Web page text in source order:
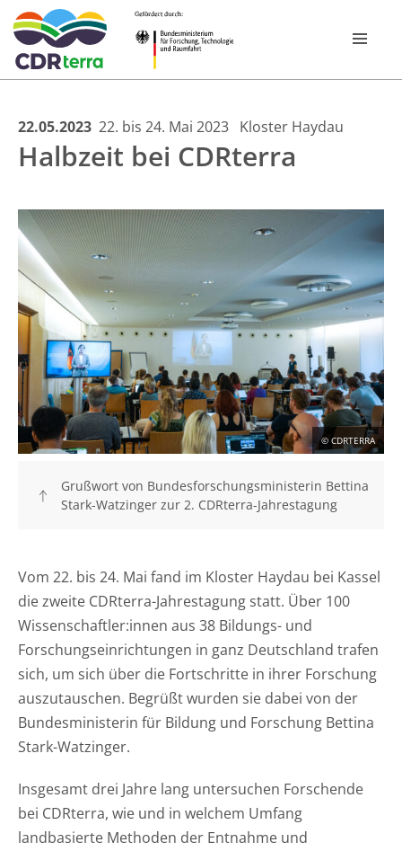
SkipFOR­SCHUNGS­PROGRAMM
CDR EXPERIENCE TOUR BAYERN 2026
PUBLIKATIONEN
NEWSROOM
KONTAKT
22.05.2023 22. bis 24. Mai 2023 Kloster Haydau
Halbzeit bei CDRterra
© CDRTERRA
Grußwort von Bundesforschungsministerin Bettina
Stark-Watzinger zur 2. CDRterra-Jahrestagung
Vom 22. bis 24. Mai fand im Kloster Haydau bei Kassel
die zweite CDRterra-Jahrestagung statt. Über 100
Wissenschaftler:innen aus 38 Bildungs- und
Forschungseinrichtungen in ganz Deutschland trafen
sich, um sich über die Fortschritte in ihrer Forschung
auszutauschen. Begrüßt wurden sie dabei von der
Bundesministerin für Bildung und Forschung Bettina
Stark-Watzinger.
Insgesamt drei Jahre lang untersuchen Forschende
bei CDRterra, wie und in welchem Umfang
landbasierte Methoden der Entnahme und